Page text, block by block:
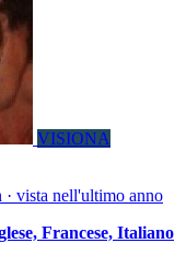
VISIONA
· vista nell'ultimo anno
Francese, Italiano